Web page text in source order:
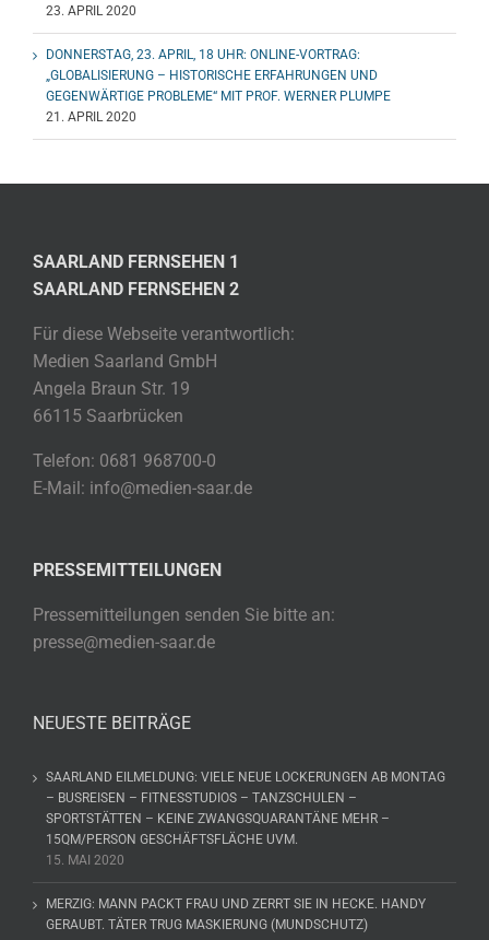
23. APRIL 2020
DONNERSTAG, 23. APRIL, 18 UHR: ONLINE-VORTRAG:
„GLOBALISIERUNG – HISTORISCHE ERFAHRUNGEN UND
GEGENWÄRTIGE PROBLEME“ MIT PROF. WERNER PLUMPE
21. APRIL 2020
SAARLAND FERNSEHEN 1
SAARLAND FERNSEHEN 2
Für diese Webseite verantwortlich:
Medien Saarland GmbH
Angela Braun Str. 19
66115 Saarbrücken
Telefon: 0681 968700-0
E-Mail: info@medien-saar.de
PRESSEMITTEILUNGEN
Pressemitteilungen senden Sie bitte an:
presse@medien-saar.de
NEUESTE BEITRÄGE
SAARLAND EILMELDUNG: VIELE NEUE LOCKERUNGEN AB MONTAG
– BUSREISEN – FITNESSTUDIOS – TANZSCHULEN –
SPORTSTÄTTEN – KEINE ZWANGSQUARANTÄNE MEHR –
15QM/PERSON GESCHÄFTSFLÄCHE UVM.
15. MAI 2020
MERZIG: MANN PACKT FRAU UND ZERRT SIE IN HECKE. HANDY
GERAUBT. TÄTER TRUG MASKIERUNG (MUNDSCHUTZ)